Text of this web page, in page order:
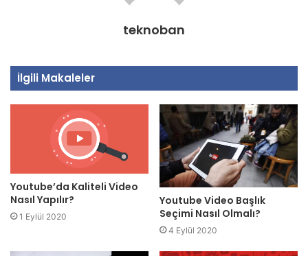
teknoban
İlgili Makaleler
Youtube’da Kaliteli Video
Nasıl Yapılır?
1 Eylül 2020
Youtube Video Başlık
Seçimi Nasıl Olmalı?
4 Eylül 2020